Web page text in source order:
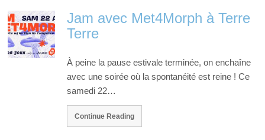
Jam avec Met4Morph à Terre
Terre
À peine la pause estivale terminée, on enchaîne
avec une soirée où la spontanéité est reine ! Ce
samedi 22…
Continue Reading